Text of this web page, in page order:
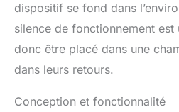
dispositif se fond dans
silence de fonctionnement
donc être placé dans une
dans leurs retours.
Conception et fonctionnalité